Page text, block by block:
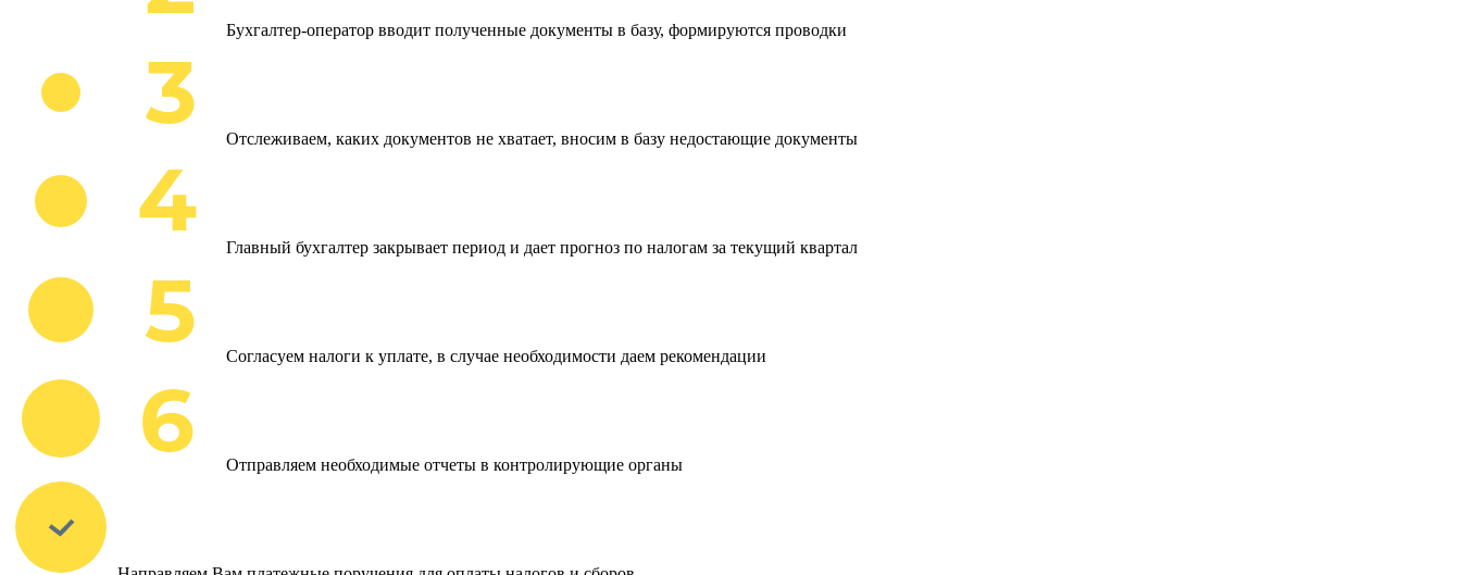
Бухгалтер-оператор вводит полученные документы в базу, формируются проводки
Отслеживаем, каких документов не хватает, вносим в базу недостающие документы
Главный бухгалтер закрывает период и дает прогноз по налогам за текущий квартал
Согласуем налоги к уплате, в случае необходимости даем рекомендации
Отправляем необходимые отчеты в контролирующие органы